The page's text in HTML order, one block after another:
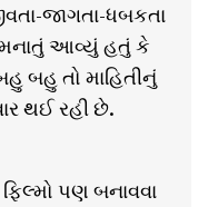
જાગતા-ધબકતા
મનાતું આવ્યું હતું કે
બહુ તો માહિતીનું
થઈ રહી છે.
પણ બનાવવા